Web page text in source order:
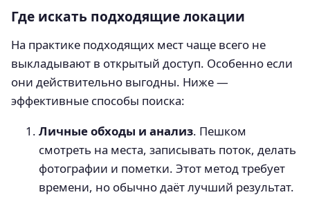
Где искать подходящие локации
На практике подходящих мест чаще всего не
выкладывают в открытый доступ. Особенно если
они действительно выгодны. Ниже —
эффективные способы поиска:
Личные обходы и анализ. Пешком
смотреть на места, записывать поток, делать
фотографии и пометки. Этот метод требует
времени, но обычно даёт лучший результат.